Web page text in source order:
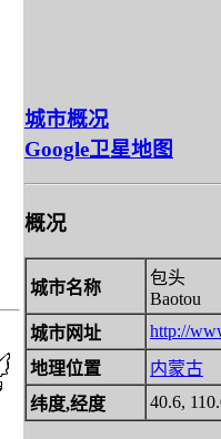
城市概况
Google卫星地图
概况
城市名称
包头
Baotou
城市网址
http://
地理位置
内蒙古
纬度,经度
40.6,